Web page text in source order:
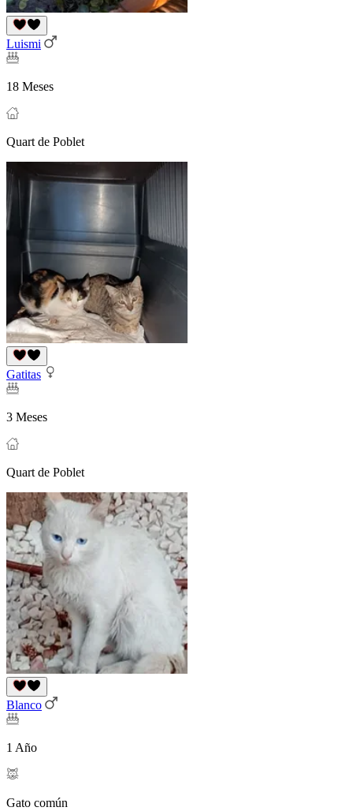
Luismi
18 Meses
Quart de Poblet
Gatitas
3 Meses
Quart de Poblet
Blanco
1 Año
Gato común